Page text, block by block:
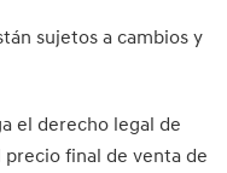
sujetos a cambios y
el derecho legal de
final de venta de